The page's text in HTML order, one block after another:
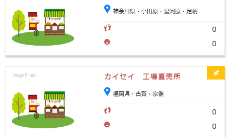
神奈川県・小田原・湯河原・足柄
0
0
カイセイ 工場直売所
福岡県・古賀・宗像
0
0